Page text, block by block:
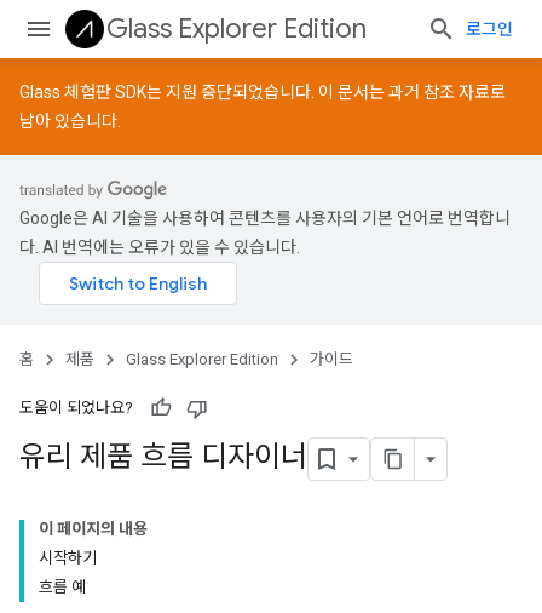
Glass Explorer Edition 로그인
Glass 체험판 SDK는 지원 중단되었습니다. 이 문서는 과거 참조 자료로
남아 있습니다.
Google은 AI 기술을 사용하여 콘텐츠를 사용자의 기본 언어로 번역합니
다. AI 번역에는 오류가 있을 수 있습니다.
홈 제품 Glass Explorer Edition 가이드
도움이 되었나요?
유리 제품 흐름 디자이너
이 페이지의 내용
시작하기
흐름 예